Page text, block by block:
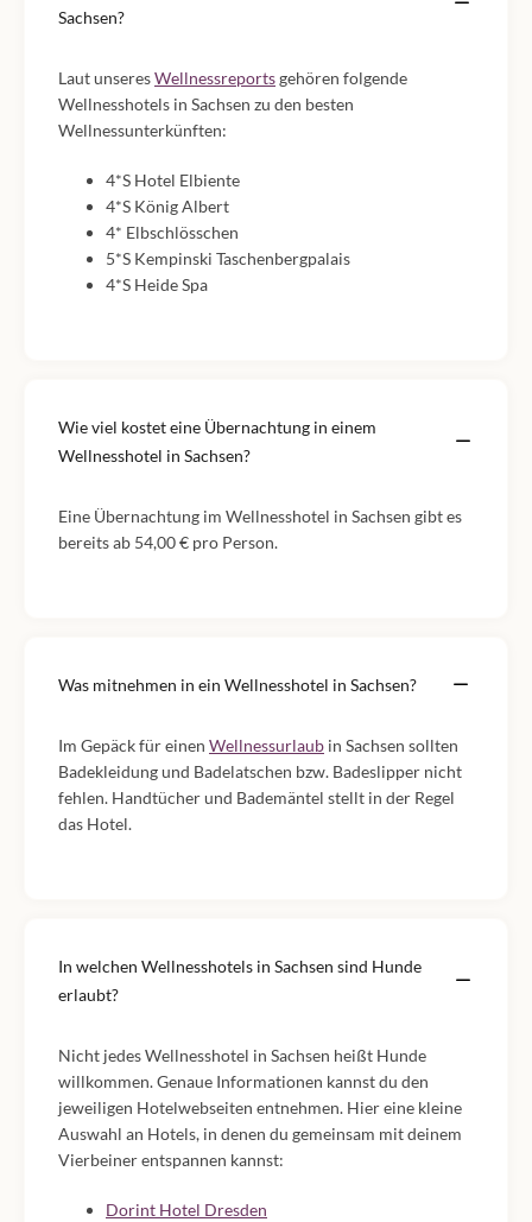
Sachsen?
Laut unseresWellnessreportsgehören folgende
Wellnesshotels in Sachsen zu den besten
Wellnessunterkünften:
4*S Hotel Elbiente
4*S König Albert
4* Elbschlösschen
5*S Kempinski Taschenbergpalais
4*S Heide Spa
Wie viel kostet eine Übernachtung in einem
Wellnesshotel in Sachsen?
Eine Übernachtung im Wellnesshotel in Sachsen gibt es
bereits ab 54,00 € pro Person.
Was mitnehmen in ein Wellnesshotel in Sachsen?
Im Gepäck für einen Wellnessurlaub in Sachsen sollten
Badekleidung und Badelatschen bzw. Badeslipper nicht
fehlen. Handtücher und Bademäntel stellt in der Regel
das Hotel.
In welchen Wellnesshotels in Sachsen sind Hunde
erlaubt?
Nicht jedes Wellnesshotel in Sachsen heißt Hunde
willkommen. Genaue Informationen kannst du den
jeweiligen Hotelwebseiten entnehmen. Hier eine kleine
Auswahl an Hotels, in denen du gemeinsam mit deinem
Vierbeiner entspannen kannst:
Dorint Hotel Dresden